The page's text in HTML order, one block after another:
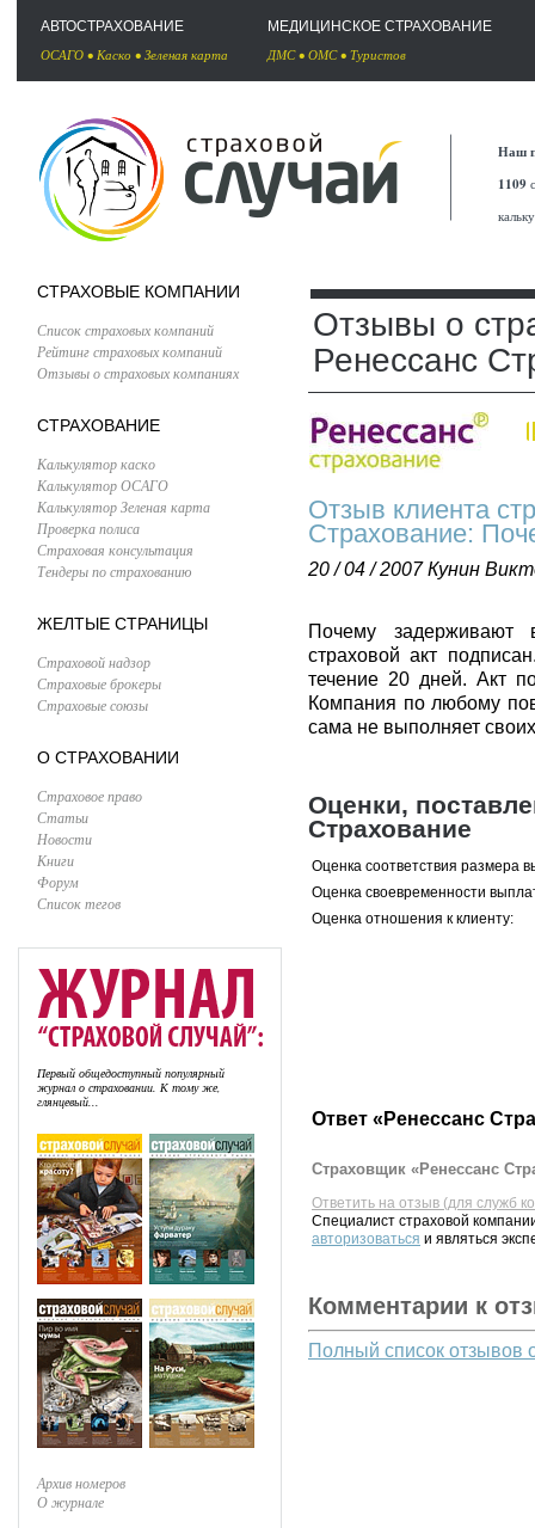
АВТОСТРАХОВАНИЕ
ОСАГО • Каско • Зеленая карта
МЕДИЦИНСКОЕ СТРАХОВАНИЕ
ДМС• ОМС• Туристов
Наш
1109
СТРАХОВЫЕ КОМПАНИИ
Список страховых компаний
Рейтинг страховых компаний
Отзывы о страховых компаниях
СТРАХОВАНИЕ
Калькулятор каско
Калькулятор ОСАГО
Калькулятор Зеленая карта
Проверка полиса
Страховая консультация
Тендеры по страхованию
ЖЕЛТЫЕ СТРАНИЦЫ
Страховой надзор
Страховые брокеры
Страховые союзы
О СТРАХОВАНИИ
Страховое право
Статьи
Новости
Книги
Форум
Список тегов
Первый общедоступный популярный
журнал о страховании. К тому же,
глянцевый...
Архив номеров
О журнале
Отзывы о
Ренессанс
Отзыв клиента
Страхование:
20 / 04 / 2007Кунин
Почему
страховой акт
течение 20 дней. Акт
Компания по любому
сама не выполняет
Оценки,
Страхование
Оценка соответствия размера
Оценка своевременности
Оценка отношения к клиенту:
Ответ «Ренессанс
Страховщик «Ренессанс
Ответить на отзыв (для служб
Специалист страховой
авторизоваться и являться
Комментарии к
Полный список отзывов